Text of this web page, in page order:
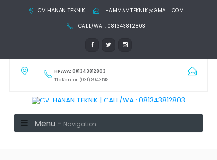
CV. HANAN TEKNIK HAMMAMTEKNIK@GMAIL.COM
CALL/WA : 081343812803
HP/WA: 081343812803
Tlp Kantor: (031) 8943518
Menu - Navigation